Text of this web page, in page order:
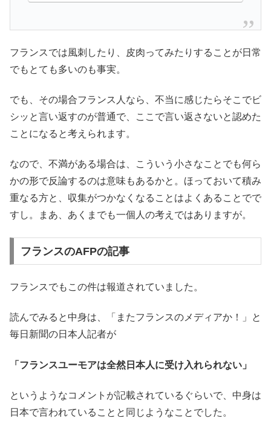
フランスでは風刺したり、皮肉ってみたりすることが日常
でもとても多いのも事実。
でも、その場合フランス人なら、不当に感じたらそこでビ
シッと言い返すのが普通で、ここで言い返さないと認めた
ことになると考えられます。
なので、不満がある場合は、こういう小さなことでも何ら
かの形で反論するのは意味もあるかと。ほっておいて積み
重なる方と、収集がつかなくなることはよくあることでで
すし。まあ、あくまでも一個人の考えではありますが。
フランスのAFPの記事
フランスでもこの件は報道されていました。
読んでみると中身は、「またフランスのメディアか！」と
毎日新聞の日本人記者が
「フランスユーモアは全然日本人に受け入れられない」
というようなコメントが記載されているぐらいで、中身は
日本で言われていることと同じようなことでした。